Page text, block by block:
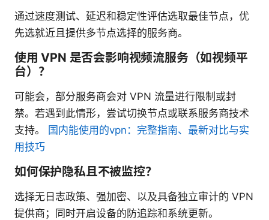
通过速度测试、延迟和稳定性评估选取最佳节点，优
先选就近且提供多节点选择的服务商。
使用 VPN 是否会影响视频流服务（如视频平
台）？
可能会，部分服务商会对 VPN 流量进行限制或封
禁。若遇到此情形，尝试切换节点或联系服务商技术
支持。 国内能使用的vpn：完整指南、最新对比与实
用技巧
如何保护隐私且不被监控？
选择无日志政策、强加密、以及具备独立审计的 VPN
提供商；同时开启设备的防追踪和系统更新。